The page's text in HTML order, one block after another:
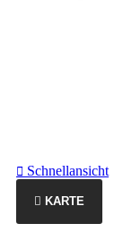
Schnellansicht
 KARTE